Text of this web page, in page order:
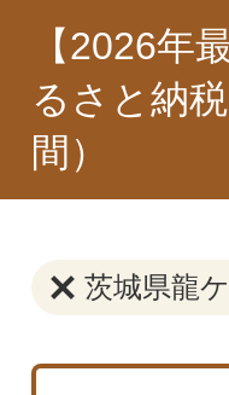
【2026年
るさと納
間）
茨城県龍